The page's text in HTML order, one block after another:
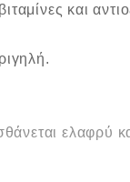
και
ελαφρύ